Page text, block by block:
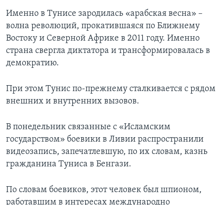
Именно в Тунисе зародилась «арабская весна» –
волна революций, прокатившаяся по Ближнему
Востоку и Северной Африке в 2011 году. Именно
страна свергла диктатора и трансформировалась в
демократию.
При этом Тунис по-прежнему сталкивается с рядом
внешних и внутренних вызовов.
В понедельник связанные с «Исламским
государством» боевики в Ливии распространили
видеозапись, запечатлевшую, по их словам, казнь
гражданина Туниса в Бенгази.
По словам боевиков, этот человек был шпионом,
работавшим в интересах международно